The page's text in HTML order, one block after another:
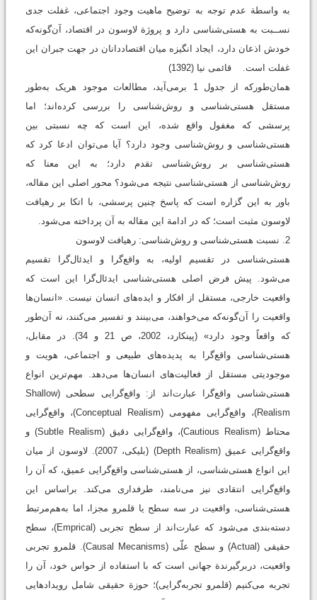
به واسطة عدم توجه به توضیح ماهیت وجود اجتماعی، غفلت جدی
نســبت به هستی‌شناسی دارد و پروژة لاوسون در اقتصاد، آن‌گونه‌که
خودش اذعان دارد، ایجاد انگیزه میان اقتصاددانان در جهت جبران این
غفلت است. قائمی نیا (1392)
همان‌طورکه از جدول 1 برمی‌آید، مطالعات موجود هریک به‌طور
مستقل هستی‌شناسی و روش‌شناسی را بررسی کرده‌اند؛ اما
پرسشی که مغفول واقع شده، این است که چه نسبتی بین
هستی‌شناسی و روش‌شناسی وجود دارد؟ آیا می‌توان ادعا کرد که
هستی‌شناسی بر روش‌شناسی تقدم دارد؛ به این معنا که
روش‌شناسی از هستی‌شناسی نتیجه می‌شود؟ محور اصلی این مقاله،
باور به این گزاره است که پاسخ چنین پرسشی، با اتکا بر رهیافت
لاوسون مثبت است؛ که در ادامة این مقاله به آن پرداخته می‌شود.
2. نسبت هستی‌شناسی و روش‌شناسی: رهیافت لاوسون
هستی‌شناسی در تقسیم اولیه، به واقع‌گرا و ایدئال‌گرا تقسیم
می‌شود. پیش فرض اصلی هستی‌شناسی ایدئال‌گرا این است که
واقعیت خارجی، مستقل از افکار و ایده‌های انسان نیست. «انسان‌ها
واقعیت را آن‌گونه‌که می‌خواهند، می‌بینند و تفسیر می‌کنند، نه آن‌طور
که واقعاً وجود دارد» (پینکارد، 2002، ص 21 و 34). در مقابل،
هستی‌شناسی واقع‌گرا به پدیده‌های طبیعی و اجتماعی، هویت و
موجودیتی مستقل از فعالیت‌های انسان‌ها می‌دهد. مهم‌ترین انواع
هستی‌شناسی واقع‌گرا عبارت‌اند از: واقع‌گرایی سطحی (Shallow
Realism)، واقع‌گرایی مفهومی (Conceptual Realism)، واقع‌گرایی
محتاط (Cautious Realism)، واقع‌گرایی دقیق (Subtle Realism) و
واقع‌گرایی عمیق (Depth Realism) (بلیکی، 2007). لاوسون از میان
این انواع هستی‌شناسی، از هستی‌شناسی واقع‌گرایی عمیق، که آن را
واقع‌گرایی انتقادی نیز می‌نامند، طرفداری می‌کند. براساس این
هستی‌شناسی، واقعیت در سه سطح یا قلمرو مجزا، اما به‌هم‌مرتبط
دسته‌بندی می‌شود که عبارت‌اند از سطح تجربی (Emprical)، سطح
حقیقی (Actual) و سطح علّی (Causal Mecanisms). قلمرو تجربی
واقعیت، دربرگیرندة جهانی است که با استفاده از حواس خود، آن را
تجربه می‌کنیم (قلمرو تجربه‌گرایی)؛ حوزة حقیقی شامل رویدادهایی